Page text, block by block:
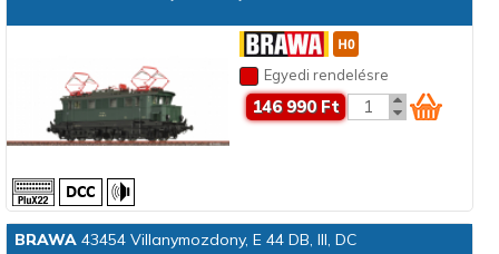
Egyedi rendelésre
146 990 Ft
BRAWA43454 Villanymozdony, E 44 DB, III, DC